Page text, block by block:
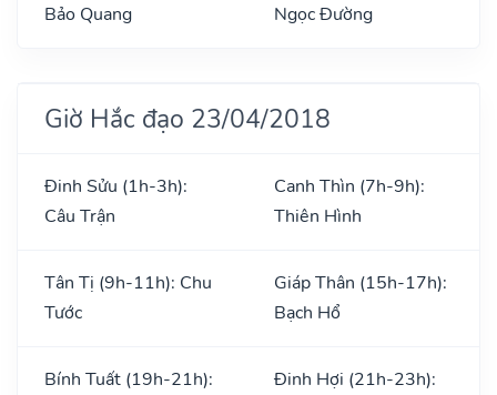
Bảo Quang
Ngọc Đường
Giờ Hắc đạo 23/04/2018
Đinh Sửu (1h-3h):
Câu Trận
Canh Thìn (7h-9h):
Thiên Hình
Tân Tị (9h-11h): Chu
Tước
Giáp Thân (15h-17h):
Bạch Hổ
Bính Tuất (19h-21h):
Đinh Hợi (21h-23h):